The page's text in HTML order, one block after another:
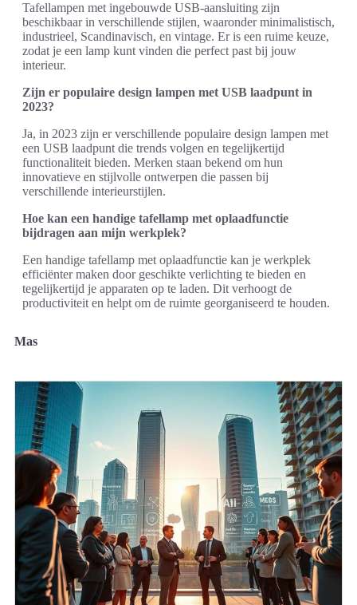
Tafellampen met ingebouwde USB-aansluiting zijn
beschikbaar in verschillende stijlen, waaronder minimalistisch,
industrieel, Scandinavisch, en vintage. Er is een ruime keuze,
zodat je een lamp kunt vinden die perfect past bij jouw
interieur.
Zijn er populaire design lampen met USB laadpunt in
2023?
Ja, in 2023 zijn er verschillende populaire design lampen met
een USB laadpunt die trends volgen en tegelijkertijd
functionaliteit bieden. Merken staan bekend om hun
innovatieve en stijlvolle ontwerpen die passen bij
verschillende interieurstijlen.
Hoe kan een handige tafellamp met oplaadfunctie
bijdragen aan mijn werkplek?
Een handige tafellamp met oplaadfunctie kan je werkplek
efficiënter maken door geschikte verlichting te bieden en
tegelijkertijd je apparaten op te laden. Dit verhoogt de
productiviteit en helpt om de ruimte georganiseerd te houden.
Mas